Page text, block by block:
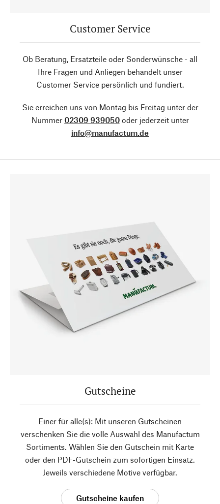
Customer Service
Ob Beratung, Ersatzteile oder Sonderwünsche - all
Ihre Fragen und Anliegen behandelt unser
Customer Service persönlich und fundiert.
Sie erreichen uns von Montag bis Freitag unter der
Nummer 02309 939050oder jederzeit unter
info@manufactum.de
Gutscheine
Einer für alle(s): Mit unseren Gutscheinen
verschenken Sie die volle Auswahl des Manufactum
Sortiments. Wählen Sie den Gutschein mit Karte
oder den PDF-Gutschein zum sofortigen Einsatz.
Jeweils verschiedene Motive verfügbar.
Gutscheine kaufen